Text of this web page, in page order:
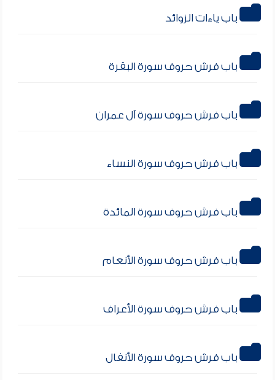
باب ياءات الزوائد
باب فرش حروف سورة البقرة
باب فرش حروف سورة آل عمران
باب فرش حروف سورة النساء
باب فرش حروف سورة المائدة
باب فرش حروف سورة الأنعام
باب فرش حروف سورة الأعراف
باب فرش حروف سورة الأنفال